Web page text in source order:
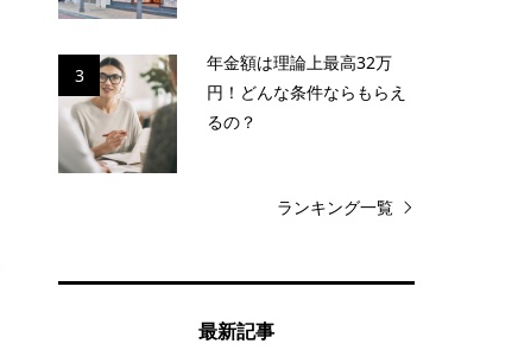
3
年金額は理論上最高32万
円！どんな条件ならもらえ
るの？
ランキング一覧
最新記事